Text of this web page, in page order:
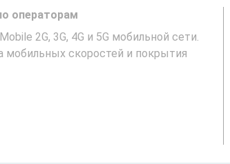
операторам
2G, 3G, 4G и 5G мобильной сети.
мобильных скоростей и покрытия